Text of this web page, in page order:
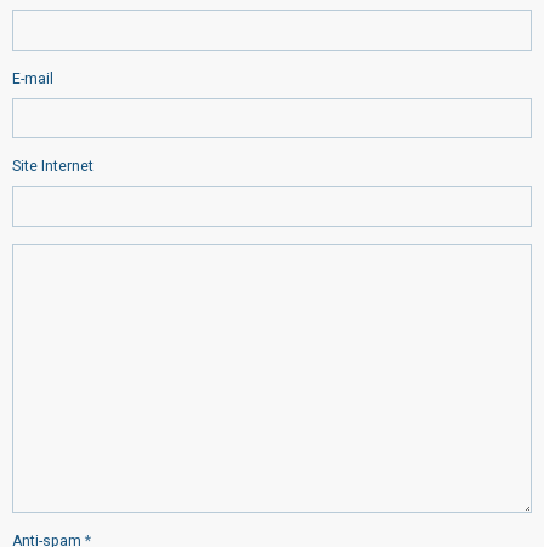
E-mail
Site Internet
Anti-spam